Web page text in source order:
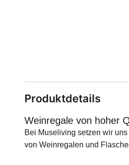
Produktdetails
Weinregale von hoher
Bei Museliving setzen wir
von Weinregalen und